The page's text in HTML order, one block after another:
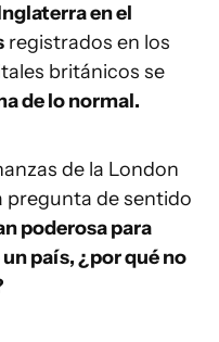
en el
registrados en los
británicos se
de lo normal.
de la London
pregunta de sentido
poderosa para
país, ¿por qué no